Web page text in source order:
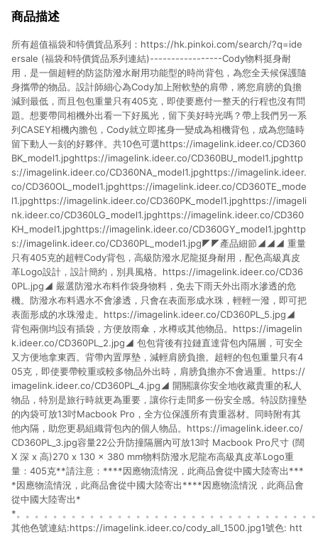
行為，不具贈點資格，部分退款不在此限。 6. APP 請更新至
貨後 45 天後發送。 8. 群眾募資商品，禮物卡，開館保證金，補
運費，攤位費等不具贈點資格。 9. LINE 購物站上之商品規格、
顏色、價位、贈品如與 Pinkoi 商品資訊頁及購物車不符，以
Pinkoi 購物商品資訊頁及購物車標示為準。 10. 點數紅包使用規
則請以點數紅包活動說明為準。 11. 若於 LINE 購物前往 Pinkoi
頁面後才首次下載 Pinkoi APP 並完成訂單，不符合導購資格；承
上，首次下載 Pinkoi APP 後，需透過 LINE 購物前往 Pinkoi 頁
面，方享導購資格。
商品描述
所有超值福袋和特價貨品系列：https://hk.pinkoi.com/search/?q=ide
ersale (福袋和特價貨品系列連結)-----------------Cody物料挺身耐
用，是一個超輕的防盜防潑水耐用功能型的時尚背包，為您全天候保護隨
身攜帶的物品。設計師細心為Cody加上附軟墊的肩帶，將您肩膀的負擔
減到最低，而且包包重量只有405克，即使要應付一整天的行程也沒有問
題。想要帶同相機外出看一下好風光，留下美好時光嗎？帶上我們另一系
列CASEY相機內膽包，Cody就立即搖身一變成為相機背包，成為您隨時
留下動人一刻的好夥伴。共10色可選https://imagelink.ideer.co/CD360
BK_model1.jpghttps://imagelink.ideer.co/CD360BU_model1.jpghttp
s://imagelink.ideer.co/CD360NA_model1.jpghttps://imagelink.ideer.
co/CD360OL_model1.jpghttps://imagelink.ideer.co/CD360TE_mode
l1.jpghttps://imagelink.ideer.co/CD360PK_model1.jpghttps://imageli
nk.ideer.co/CD360LG_model1.jpghttps://imagelink.ideer.co/CD360
KH_model1.jpghttps://imagelink.ideer.co/CD360GY_model1.jpghttp
s://imagelink.ideer.co/CD360PL_model1.jpg◤◤產品細節◢◢◢ 重量
只有405克的超輕Cody背包，高級防潑水尼龍挺身耐用，配色高級真皮
革Logo設計，設計簡約，別具風格。https://imagelink.ideer.co/CD36
0PL.jpg◢ 嚴選防潑水布料作袋身物料，免去下雨天外出雨水滲透的危
機。防潑水布料遇水不會滲透，只會在表面形成水珠，輕輕一潑，即可把
表面形成的水珠潑走。https://imagelink.ideer.co/CD360PL_5.jpg◢
背包兩側均設有插袋，方便放雨傘，水樽或其他物品。https://imagelin
k.ideer.co/CD360PL_2.jpg◢ 包包背後有拉鏈直達背包內隔層，可安全
又方便地拿東西。背帶內置厚墊，減輕肩膀負擔。超輕的包包重量只有4
05克，即使要帶較重或較多物品外出時，肩膀負擔亦不會過重。https://
imagelink.ideer.co/CD360PL_4.jpg◢ 開關讓你安全地收藏貴重的私人
物品，特別是旅行時就更為重要，讓你行走間多一份安全感。特設防撞墊
的內袋可放13吋Macbook Pro，全方位保護所有貴重器材。同時附有其
他內隔，助您更易組織背包內的個人物品。https://imagelink.ideer.co/
CD360PL_3.jpg容量22公升防撞隔層內可放13吋 Macbook Pro尺寸 (闊
X 深 x 高)270 x 130 x 380 mm物料防潑水尼龍布高級真皮革Logo重
量：405克**請注意：****因應物流情況，此商品會從中國大陸寄出***
*因應物流情況，此商品會從中國大陸寄出****因應物流情況，此商品會
從中國大陸寄出*
*。。。。。。。。。。。。。。。。。。。。。。。。。。。。。。。。
其他色號連結:https://imagelink.ideer.co/cody_all_1500.jpg1號色: htt